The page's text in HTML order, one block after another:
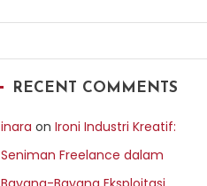
RECENT COMMENTS
inara on Ironi Industri Kreatif:
Seniman Freelance dalam